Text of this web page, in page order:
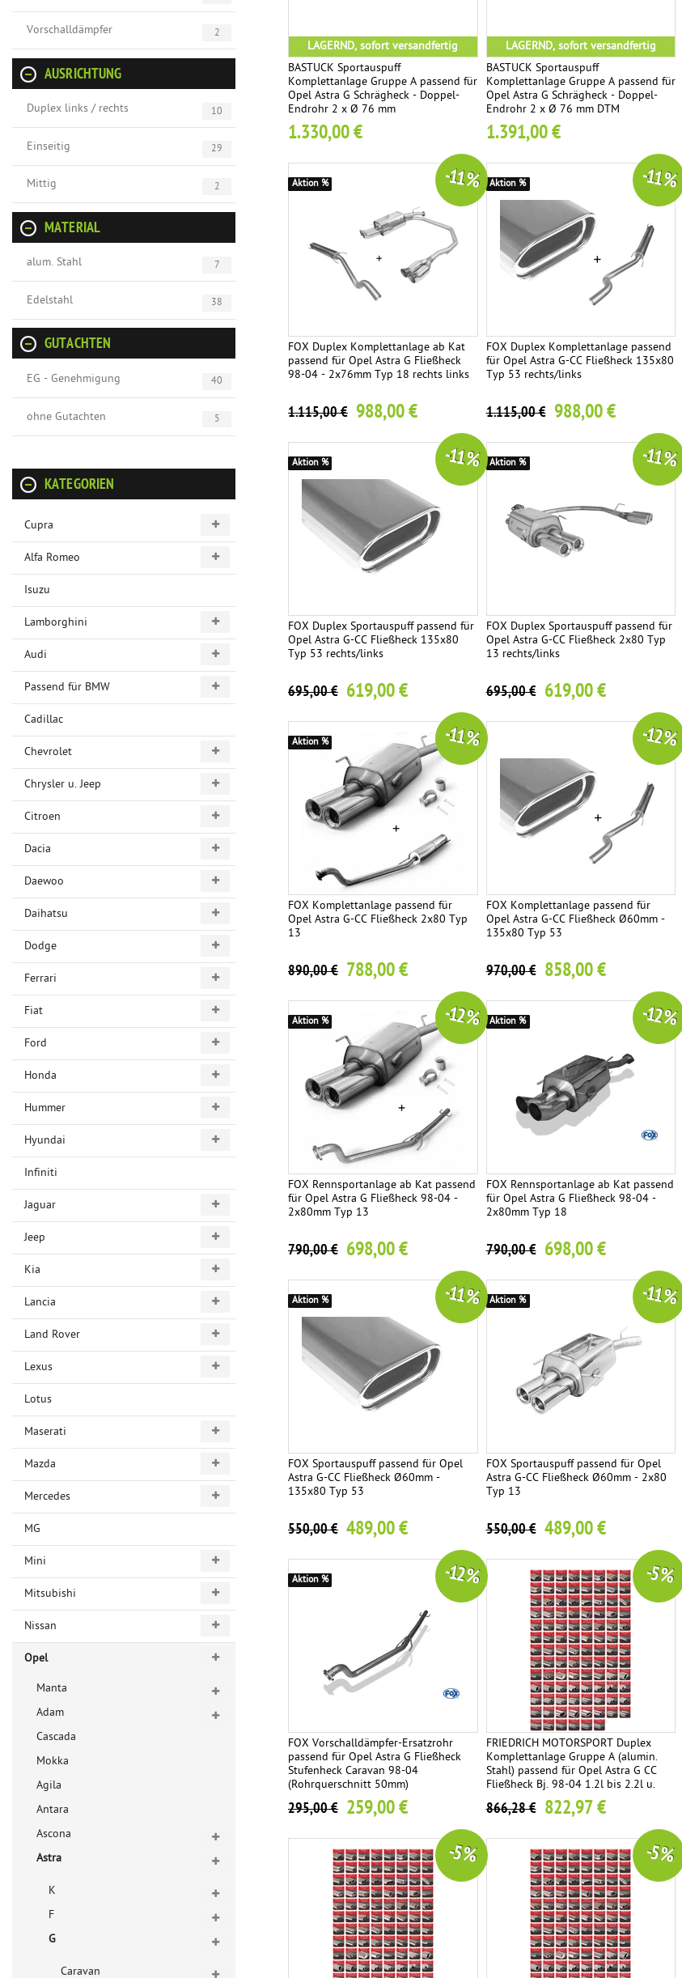
Vorschalldämpfer 2
AUSRICHTUNG
Duplex links / rechts 10
Einseitig 29
Mittig 2
MATERIAL
alum. Stahl 7
Edelstahl 38
GUTACHTEN
EG - Genehmigung 40
ohne Gutachten 5
KATEGORIEN
Cupra
Alfa Romeo
Isuzu
Lamborghini
Audi
Passend für BMW
Cadillac
Chevrolet
Chrysler u. Jeep
Citroen
Dacia
Daewoo
Daihatsu
Dodge
Ferrari
Fiat
Ford
Honda
Hummer
Hyundai
Infiniti
Jaguar
Jeep
Kia
Lancia
Land Rover
Lexus
Lotus
Maserati
Mazda
Mercedes
MG
Mini
Mitsubishi
Nissan
Opel
Manta
Adam
Cascada
Mokka
Agila
Antara
Ascona
Astra
K
F
G
Caravan
LAGERND, sofort versandfertig
BASTUCK Sportauspuff
Komplettanlage Gruppe A passend für
Opel Astra G Schrägheck - Doppel-
Endrohr 2 x Ø 76 mm
1.330,00 €
LAGERND, sofort versandfertig
BASTUCK Sportauspuff
Komplettanlage Gruppe A passend für
Opel Astra G Schrägheck - Doppel-
Endrohr 2 x Ø 76 mm DTM
1.391,00 €
FOX Duplex Komplettanlage ab Kat
passend für Opel Astra G Fließheck
98-04 - 2x76mm Typ 18 rechts links
1.115,00 € 988,00 €
-11 %
Aktion %
FOX Duplex Komplettanlage passend
für Opel Astra G-CC Fließheck 135x80
Typ 53 rechts/links
1.115,00 € 988,00 €
-11 %
Aktion %
FOX Duplex Sportauspuff passend für
Opel Astra G-CC Fließheck 135x80
Typ 53 rechts/links
695,00 € 619,00 €
-11 %
Aktion %
FOX Duplex Sportauspuff passend für
Opel Astra G-CC Fließheck 2x80 Typ
13 rechts/links
695,00 € 619,00 €
-11 %
Aktion %
FOX Komplettanlage passend für
Opel Astra G-CC Fließheck 2x80 Typ
13
890,00 € 788,00 €
-11 %
Aktion %
FOX Komplettanlage passend für
Opel Astra G-CC Fließheck Ø60mm -
135x80 Typ 53
970,00 € 858,00 €
-12 %
FOX Rennsportanlage ab Kat passend
für Opel Astra G Fließheck 98-04 -
2x80mm Typ 13
790,00 € 698,00 €
-12 %
Aktion %
FOX Rennsportanlage ab Kat passend
für Opel Astra G Fließheck 98-04 -
2x80mm Typ 18
790,00 € 698,00 €
-12 %
Aktion %
FOX Sportauspuff passend für Opel
Astra G-CC Fließheck Ø60mm -
135x80 Typ 53
550,00 € 489,00 €
-11 %
Aktion %
FOX Sportauspuff passend für Opel
Astra G-CC Fließheck Ø60mm - 2x80
Typ 13
550,00 € 489,00 €
-11 %
Aktion %
FOX Vorschalldämpfer-Ersatzrohr
passend für Opel Astra G Fließheck
Stufenheck Caravan 98-04
(Rohrquerschnitt 50mm)
295,00 € 259,00 €
-12 %
Aktion %
FRIEDRICH MOTORSPORT Duplex
Komplettanlage Gruppe A (alumin.
Stahl) passend für Opel Astra G CC
Fließheck Bj. 98-04 1.2l bis 2.2l u.
Diesel - Endrohrvariante frei wählbar
866,28 € 822,97 €
-5 %
-5 % -5 %